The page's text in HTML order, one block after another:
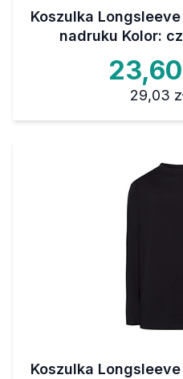
Koszulka
nadruku Kolor:
23,60
29,03
Koszulka